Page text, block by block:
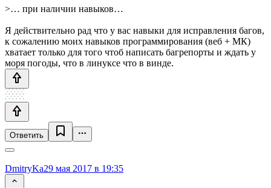
>… при наличии навыков…
Я действительно рад что у вас навыки для исправления багов,
к сожалению моих навыков программирования (веб + МК)
хватает только для того чтоб написать багрепорты и ждать у
моря погоды, что в линуксе что в винде.
Ответить
DmitryKa29 мая 2017 в 19:35